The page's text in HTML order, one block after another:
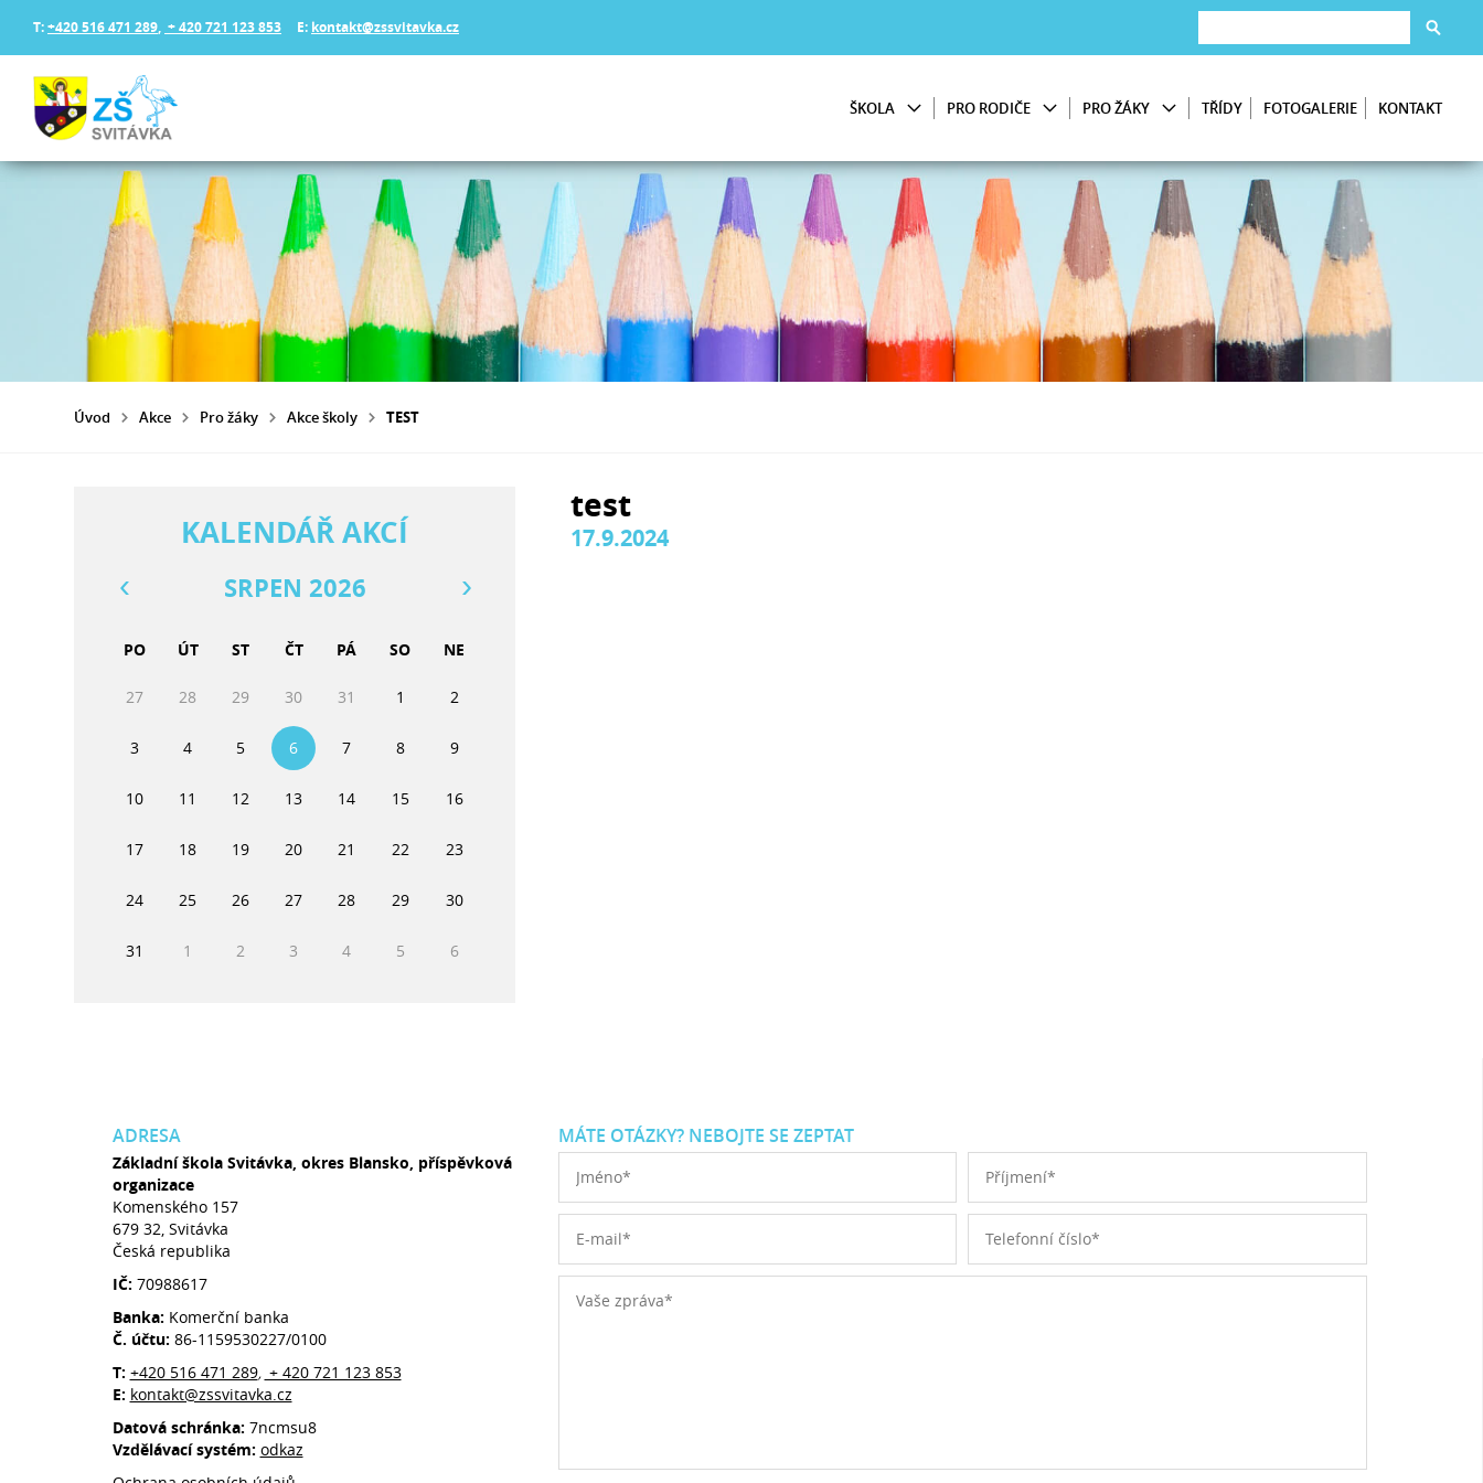
T:+420 516 471 289, + 420 721 123 853 E: kontakt@zssvitavka.cz
ŠKOLA PRO RODIČE PRO ŽÁKY TŘÍDY FOTOGALERIE KONTAKT
Úvod Akce Pro žáky Akce školy TEST
test
17.9.2024
KALENDÁŘ AKCÍ
SRPEN 2026
PO ÚT ST ČT PÁ SO NE
27 28 29 30 31 1 2
3 4 5 6 7 8 9
10 11 12 13 14 15 16
17 18 19 20 21 22 23
24 25 26 27 28 29 30
31 1 2 3 4 5 6
ADRESA
Základní škola Svitávka, okres Blansko, příspěvková
organizace
Komenského 157
679 32, Svitávka
Česká republika
IČ: 70988617
Banka: Komerční banka
Č. účtu: 86-1159530227/0100
T: +420 516 471 289, + 420 721 123 853
E: kontakt@zssvitavka.cz
Datová schránka: 7ncmsu8
Vzdělávací systém: odkaz
MÁTE OTÁZKY? NEBOJTE SE ZEPTAT